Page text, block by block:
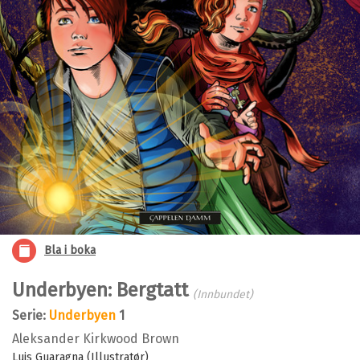
Bla i boka
Underbyen: Bergtatt (Innbundet)
Serie: Underbyen 1
Aleksander Kirkwood Brown